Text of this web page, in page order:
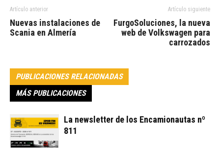
Artículo anterior
Nuevas instalaciones de
Scania en Almería
Artículo siguiente
FurgoSoluciones, la nueva
web de Volkswagen para
carrozados
PUBLICACIONES RELACIONADAS
MÁS PUBLICACIONES
La newsletter de los Encamionautas nº
811